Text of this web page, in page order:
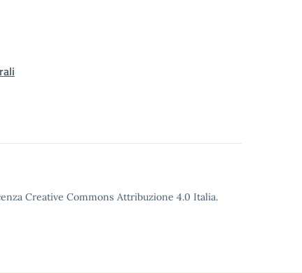
Creative Commons Attribuzione 4.0 Italia.